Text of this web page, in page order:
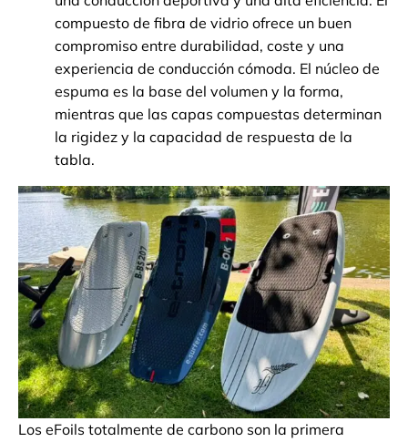
compuesto de fibra de vidrio ofrece un buen
compromiso entre durabilidad, coste y una
experiencia de conducción cómoda. El núcleo de
espuma es la base del volumen y la forma,
mientras que las capas compuestas determinan
la rigidez y la capacidad de respuesta de la
tabla.
Los eFoils totalmente de carbono son la primera